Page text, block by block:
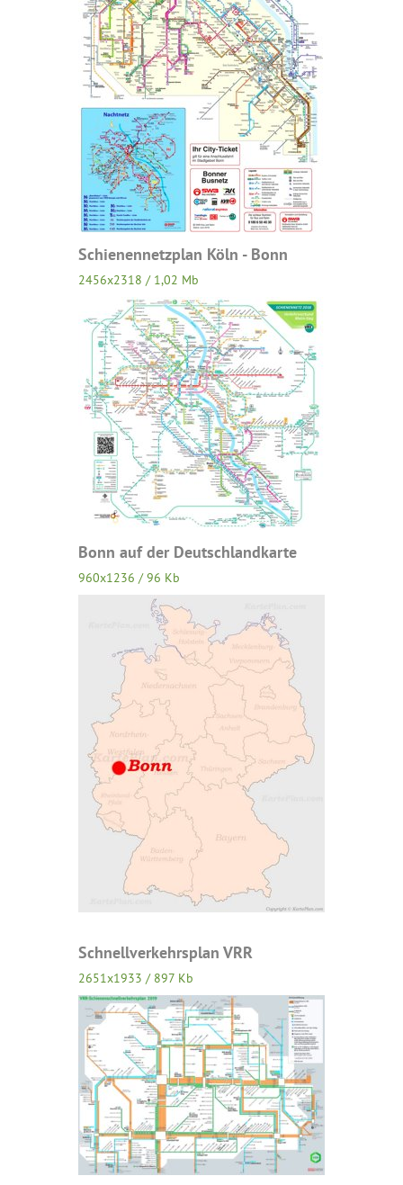
Schienennetzplan Köln - Bonn
2456x2318 / 1,02 Mb
Bonn auf der Deutschlandkarte
960x1236 / 96 Kb
Schnellverkehrsplan VRR
2651x1933 / 897 Kb